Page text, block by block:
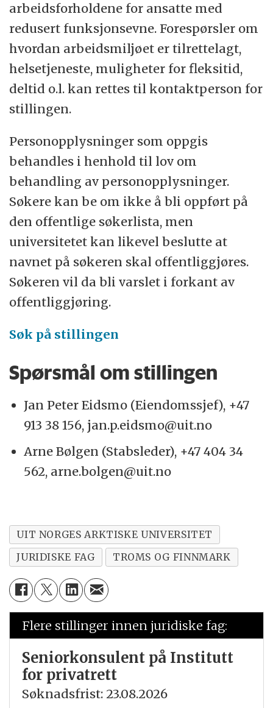
arbeidsforholdene for ansatte med
redusert funksjonsevne. Forespørsler om
hvordan arbeidsmiljøet er tilrettelagt,
helsetjeneste, muligheter for fleksitid,
deltid o.l. kan rettes til kontaktperson for
stillingen.
Personopplysninger som oppgis
behandles i henhold til lov om
behandling av personopplysninger.
Søkere kan be om ikke å bli oppført på
den offentlige søkerlista, men
universitetet kan likevel beslutte at
navnet på søkeren skal offentliggjøres.
Søkeren vil da bli varslet i forkant av
offentliggjøring.
Søk på stillingen
Spørsmål om stillingen
Jan Peter Eidsmo (Eiendomssjef), +47
913 38 156, jan.p.eidsmo@uit.no
Arne Bølgen (Stabsleder), +47 404 34
562, arne.bolgen@uit.no
UIT NORGES ARKTISKE UNIVERSITET
JURIDISKE FAG
TROMS OG FINNMARK
Flere stillinger innen juridiske fag:
Seniorkonsulent på Institutt
for privatrett
Søknadsfrist: 23.08.2026